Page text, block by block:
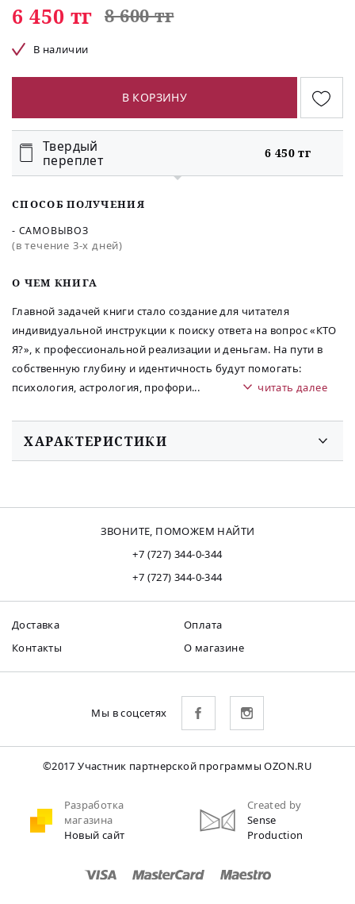
O ЧЕМ КНИГА
Главной задачей книги стало создание для читателя
индивидуальной инструкции к поиску ответа на вопрос «КТО
Я?», к профессиональной реализации и деньгам. На пути в
собственную глубину и идентичность будут помогать:
психология, астрология, профори... читать далее
6 450 тг 8 600 тг
В наличии
В КОРЗИНУ
Твердый
переплет
6 450 тг
СПОСОБ ПОЛУЧЕНИЯ
- САМОВЫВОЗ
(в течение 3-х дней)
ХАРАКТЕРИСТИКИ
ЗВОНИТЕ, ПОМОЖЕМ НАЙТИ
+7 (727) 344-0-344
+7 (727) 344-0-344
Доставка
Оплата
Контакты
О магазине
Мы в соцсетях
©2017 Участник партнерской программы OZON.RU
Разработка
магазина
Новый сайт
Created by
Sense
Production